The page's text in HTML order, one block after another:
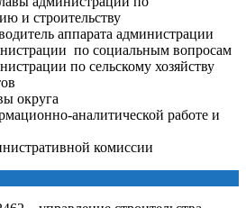
и строительству
аппарата администрации
по социальным вопросам
по сельскому хозяйству
округа
аналитической работе и
комиссии